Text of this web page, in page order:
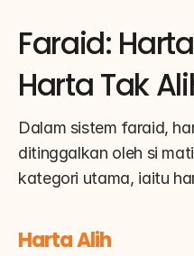
Faraid:
Harta Tak
Dalam sistem faraid,
ditinggalkan oleh si
kategori utama, iaitu
Harta Alih